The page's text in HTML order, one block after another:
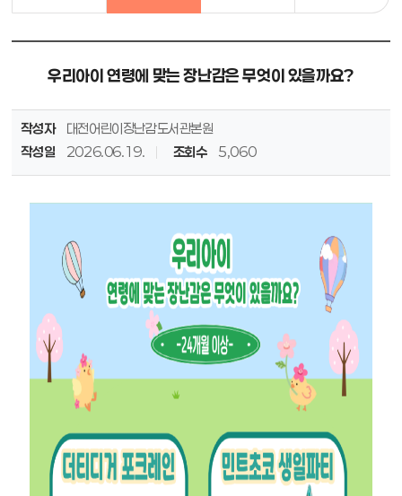
우리아이 연령에 맞는 장난감은 무엇이 있을까요?
작성자
대전어린이장난감도서관본원
작성일
2026.06.19. 조회수 5,060